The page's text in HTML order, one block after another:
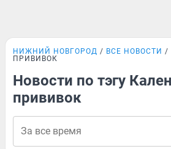
НИЖНИЙ НОВГОРОД ВСЕ НОВОСТИ
ПРИВИВОК
Новости по тэгу
прививок